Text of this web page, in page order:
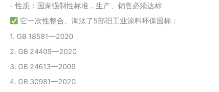
– 性质：国家强制性标准，生产、销售必须达标
它一次性整合、淘汰了5部旧工业涂料环保国标：
1. GB 18581—2020
2. GB 24409—2020
3. GB 24613—2009
4. GB 30981—2020